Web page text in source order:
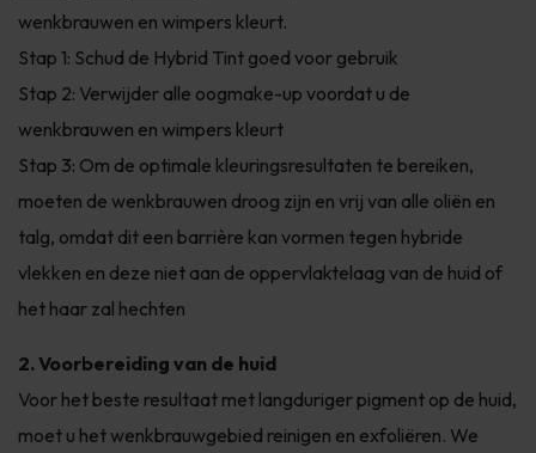
wenkbrauwen en wimpers kleurt.
Stap 1: Schud de Hybrid Tint goed voor gebruik
Stap 2: Verwijder alle oogmake-up voordat u de
wenkbrauwen en wimpers kleurt
Stap 3: Om de optimale kleuringsresultaten te bereiken,
moeten de wenkbrauwen droog zijn en vrij van alle oliën en
talg, omdat dit een barrière kan vormen tegen hybride
vlekken en deze niet aan de oppervlaktelaag van de huid of
het haar zal hechten
2. Voorbereiding van de huid
Voor het beste resultaat met langduriger pigment op de huid,
moet u het wenkbrauwgebied reinigen en exfoliëren. We